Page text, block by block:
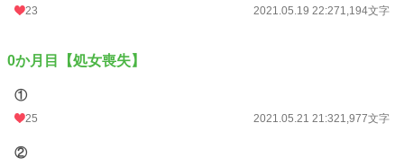
23 2021.05.19 22:271,194文字
0か月目【処女喪失】
①
25 2021.05.21 21:321,977文字
②